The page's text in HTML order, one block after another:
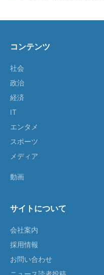
コンテンツ
社会
政治
経済
IT
エンタメ
スポーツ
メディア
動画
サイトについて
会社案内
採用情報
お問い合わせ